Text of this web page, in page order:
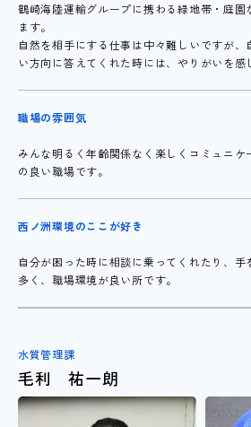
鶴崎海陸運輸グループに携わる緑地帯・庭園
ます。
自然を相手にする仕事は中々難しいですが
い方向に答えてくれた時には、やりがいを感
職場の雰囲気
みんな明るく年齢関係なく楽しくコミュニケ
の良い職場です。
西ノ洲環境のここが好き
自分が困った時に相談に乗ってくれたり、
多く、職場環境が良い所です。
水質管理課
毛利 祐一朗